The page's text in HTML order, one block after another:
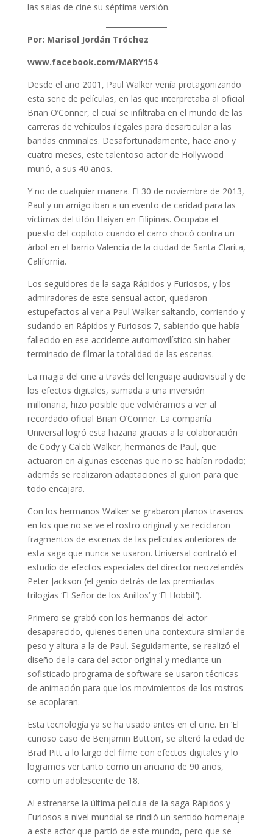
las salas de cine su séptima versión.
Por: Marisol Jordán Tróchez
www.facebook.com/MARY154
Desde el año 2001, Paul Walker venía protagonizando
esta serie de películas, en las que interpretaba al oficial
Brian O’Conner, el cual se infiltraba en el mundo de las
carreras de vehículos ilegales para desarticular a las
bandas criminales. Desafortunadamente, hace año y
cuatro meses, este talentoso actor de Hollywood
murió, a sus 40 años.
Y no de cualquier manera. El 30 de noviembre de 2013,
Paul y un amigo iban a un evento de caridad para las
víctimas del tifón Haiyan en Filipinas. Ocupaba el
puesto del copiloto cuando el carro chocó contra un
árbol en el barrio Valencia de la ciudad de Santa Clarita,
California.
Los seguidores de la saga Rápidos y Furiosos, y los
admiradores de este sensual actor, quedaron
estupefactos al ver a Paul Walker saltando, corriendo y
sudando en Rápidos y Furiosos 7, sabiendo que había
fallecido en ese accidente automovilístico sin haber
terminado de filmar la totalidad de las escenas.
La magia del cine a través del lenguaje audiovisual y de
los efectos digitales, sumada a una inversión
millonaria, hizo posible que volviéramos a ver al
recordado oficial Brian O’Conner. La compañía
Universal logró esta hazaña gracias a la colaboración
de Cody y Caleb Walker, hermanos de Paul, que
actuaron en algunas escenas que no se habían rodado;
además se realizaron adaptaciones al guion para que
todo encajara.
Con los hermanos Walker se grabaron planos traseros
en los que no se ve el rostro original y se reciclaron
fragmentos de escenas de las películas anteriores de
esta saga que nunca se usaron. Universal contrató el
estudio de efectos especiales del director neozelandés
Peter Jackson (el genio detrás de las premiadas
trilogías ‘El Señor de los Anillos’ y ‘El Hobbit’).
Primero se grabó con los hermanos del actor
desaparecido, quienes tienen una contextura similar de
peso y altura a la de Paul. Seguidamente, se realizó el
diseño de la cara del actor original y mediante un
sofisticado programa de software se usaron técnicas
de animación para que los movimientos de los rostros
se acoplaran.
Esta tecnología ya se ha usado antes en el cine. En ‘El
curioso caso de Benjamin Button’, se alteró la edad de
Brad Pitt a lo largo del filme con efectos digitales y lo
logramos ver tanto como un anciano de 90 años,
como un adolescente de 18.
Al estrenarse la última película de la saga Rápidos y
Furiosos a nivel mundial se rindió un sentido homenaje
a este actor que partió de este mundo, pero que se